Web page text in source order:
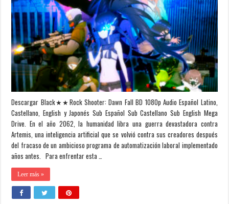
Descargar Black★★Rock Shooter: Dawn Fall BD 1080p Audio Español Latino,
Castellano, English y Japonés Sub Español Sub Castellano Sub English Mega
Drive. En el año 2062, la humanidad libra una guerra devastadora contra
Artemis, una inteligencia artificial que se volvió contra sus creadores después
del fracaso de un ambicioso programa de automatización laboral implementado
años antes. Para enfrentar esta …
Leer más »